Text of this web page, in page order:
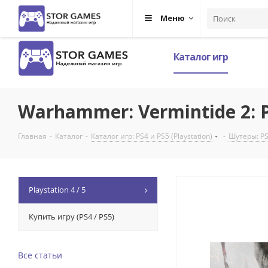
Каталог игр
Меню
Warhammer: Vermintide 2:
Главная - Каталог - Каталог игр: PS4 и PS5 (Playstation) - Шутеры:
Playstation 4 / 5
Купить игру (PS4 / PS5)
Все статьи